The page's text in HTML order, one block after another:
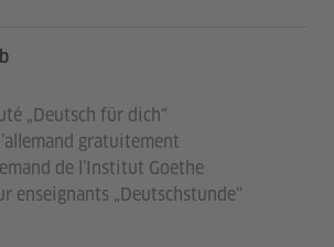
„Deutsch für dich“
gratuitement
de l’Institut Goethe
enseignants „Deutschstunde“